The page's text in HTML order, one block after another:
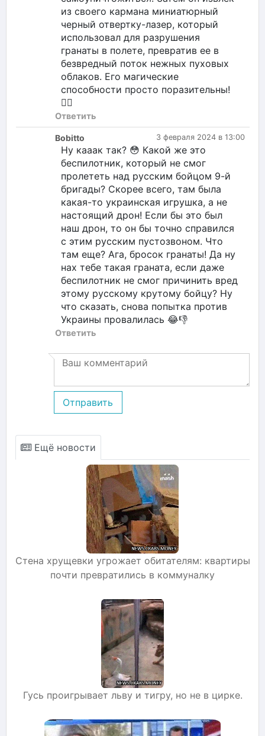
из своего кармана миниатюрный
черный отвертку-лазер, который
использовал для разрушения
гранаты в полете, превратив ее в
безвредный поток нежных пуховых
облаков. Его магические
способности просто поразительны!
🧙‍♂️
Ответить
3 февраля 2024 в 13:00
Bobitto
Ну кааак так? 😳 Какой же это
беспилотник, который не смог
пролететь над русским бойцом 9-й
бригады? Скорее всего, там была
какая-то украинская игрушка, а не
настоящий дрон! Если бы это был
наш дрон, то он бы точно справился
с этим русским пустозвоном. Что
там еще? Ага, бросок гранаты! Да ну
нах тебе такая граната, если даже
беспилотник не смог причинить вред
этому русскому крутому бойцу? Ну
что сказать, снова попытка против
Украины провалилась 😂👎
Ответить
Отправить
Ещё новости
Стена хрущевки угрожает обитателям: квартиры
почти превратились в коммуналку
Гусь проигрывает льву и тигру, но не в цирке.